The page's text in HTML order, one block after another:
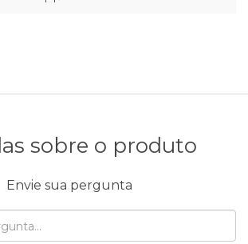
sobre o produto
Envie sua pergunta